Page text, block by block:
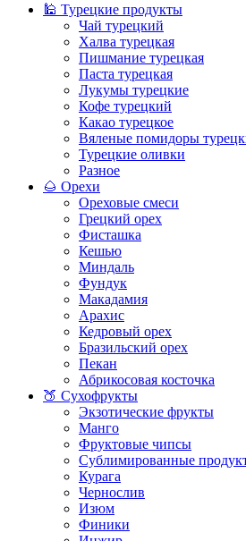
🕌 Турецкие продукты
Чай турецкий
Халва турецкая
Пишмание турецкая
Паста турецкая
Лукумы турецкие
Кофе турецкий
Какао турецкое
Вяленые помидоры
Турецкие оливки
Разное
🌰 Орехи
Ореховые смеси
Грецкий орех
Фисташка
Кешью
Миндаль
Фундук
Макадамия
Арахис
Кедровый орех
Бразильский орех
Пекан
Абрикосовая косточка
🍑 Сухофрукты
Экзотические фрукты
Манго
Фруктовые чипсы
Сублимированные
Курага
Чернослив
Изюм
Финики